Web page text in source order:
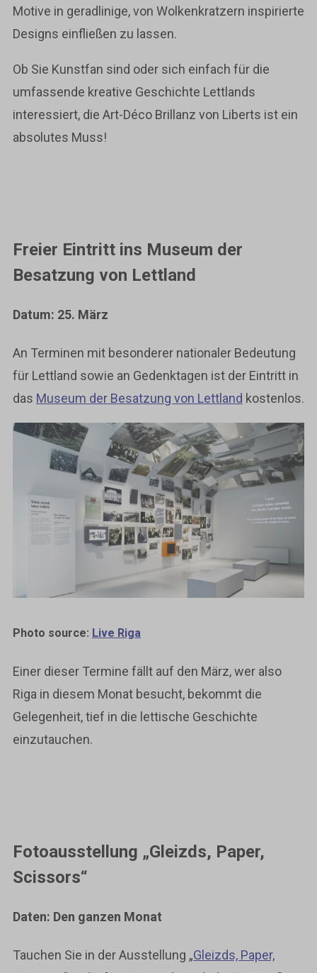
Motive in geradlinige, von Wolkenkratzern inspirierte
Designs einfließen zu lassen.
Ob Sie Kunstfan sind oder sich einfach für die
umfassende kreative Geschichte Lettlands
interessiert, die Art-Déco Brillanz von Liberts ist ein
absolutes Muss!
Freier Eintritt ins Museum der
Besatzung von Lettland
Datum: 25. März
An Terminen mit besonderer nationaler Bedeutung
für Lettland sowie an Gedenktagen ist der Eintritt in
das Museum der Besatzung von Lettland kostenlos.
Photo source: Live Riga
Einer dieser Termine fällt auf den März, wer also
Riga in diesem Monat besucht, bekommt die
Gelegenheit, tief in die lettische Geschichte
einzutauchen.
Fotoausstellung „Gleizds, Paper,
Scissors“
Daten: Den ganzen Monat
Tauchen Sie in der Ausstellung „Gleizds, Paper,